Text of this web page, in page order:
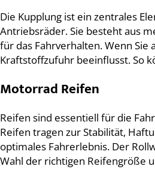
Die Kupplung ist ein zentrales
Antriebsräder. Sie besteht aus
für das Fahrverhalten. Wenn
Kraftstoffzufuhr beeinflusst. So
Motorrad Reifen
Reifen sind essentiell für die
Reifen tragen zur Stabilität,
optimales Fahrerlebnis. Der
Wahl der richtigen Reifengröße